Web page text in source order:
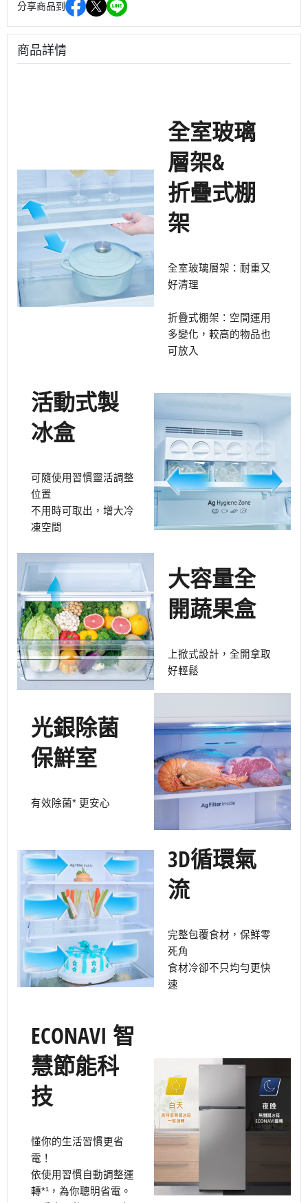
分享商品到
商品詳情
全室玻璃
層架&
折疊式棚
架
全室玻璃層架：耐重又
好清理
折疊式棚架：空間運用
多變化，較高的物品也
可放入
活動式製
冰盒
可隨使用習慣靈活調整
位置
不用時可取出，增大冷
凍空間
大容量全
開蔬果盒
上掀式設計，全開拿取
好輕鬆
光銀除菌
保鮮室
有效除菌* 更安心
3D循環氣
流
完整包覆食材，保鮮零
死角
食材冷卻不只均勻更快
速
ECONAVI 智
慧節能科
技
懂你的生活習慣更省
電！
依使用習慣自動調整運
轉*¹，為你聰明省電。